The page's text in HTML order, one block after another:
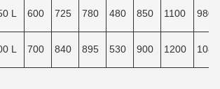
L 600 725 780 480 850 1100 980
L 700 840 895 530 900 1200 1080